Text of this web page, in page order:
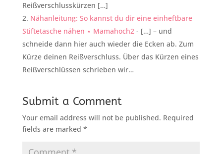
Reißverschlusskürzen […]
Nähanleitung: So kannst du dir eine einheftbare
Stiftetasche nähen ⋆ Mamahoch2- […] – und
schneide dann hier auch wieder die Ecken ab. Zum
Kürze deinen Reißverschluss. Über das Kürzen eines
Reißverschlüssen schrieben wir…
Submit a Comment
Your email address will not be published. Required
fields are marked *